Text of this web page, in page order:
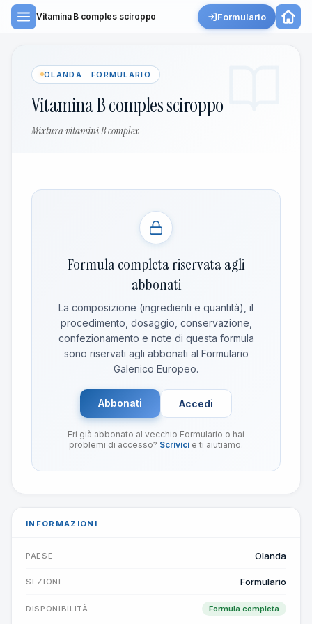
Vitamina B comples sciroppo Formulario
OLANDA · FORMULARIO
Vitamina B comples sciroppo
Mixtura vitamini B complex
Formula completa riservata agli
abbonati
La composizione (ingredienti e quantità), il
procedimento, dosaggio, conservazione,
confezionamento e note di questa formula
sono riservati agli abbonati al Formulario
Galenico Europeo.
Abbonati Accedi
Eri già abbonato al vecchio Formulario o hai
problemi di accesso? Scrivici e ti aiutiamo.
INFORMAZIONI
PAESE Olanda
SEZIONE Formulario
DISPONIBILITÀ Formula completa